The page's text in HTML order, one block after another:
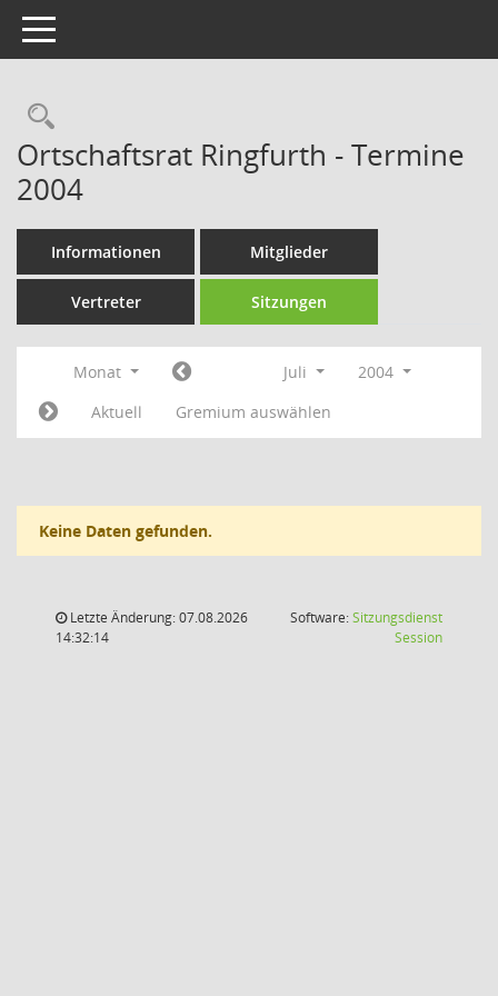
Toggle navigation
Rechercheauswahl
Ortschaftsrat Ringfurth - Termine
2004
Informationen Mitglieder
Vertreter Sitzungen
Monat Juli
2004
Aktuell
Gremium auswählen
Keine Daten gefunden.
Letzte Änderung: 07.08.2026
14:32:14
Software:Sitzungsdienst
Session(Wird in